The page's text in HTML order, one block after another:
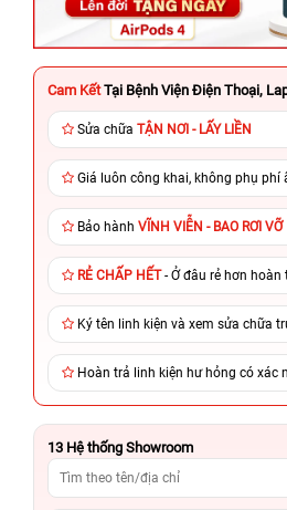
Cam Kết Tại Bệnh Viện Điện Thoại,
Sửa chữa TẬN NƠI - LẤY LIỀN
Giá luôn công khai, không phụ phí
Bảo hành VĨNH VIỄN - BAO RƠI VỠ
RẺ CHẤP HẾT- Ở đâu rẻ hơn hoàn
Ký tên linh kiện và xem sửa chữa
Hoàn trả linh kiện hư hỏng có xác
13 Hệ thống Showroom